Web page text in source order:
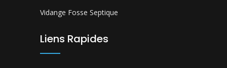
Vidange Fosse Septique
Liens Rapides